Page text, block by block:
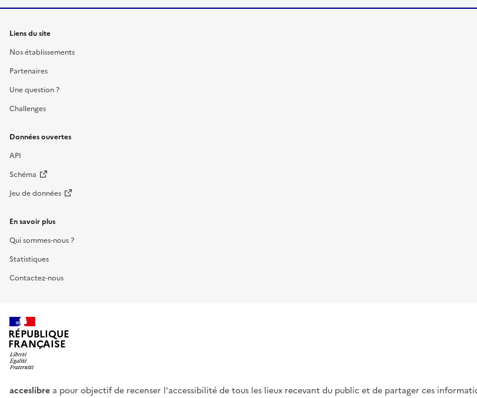
Liens du site
Nos établissements
Partenaires
Une question ?
Challenges
Données ouvertes
API
Schéma
Jeu de données
En savoir plus
Qui sommes-nous ?
Statistiques
Contactez-nous
RÉPUBLIQUE
FRANÇAISE
acceslibre a pour objectif de recenser l'accessibilité de tous les lieux recevant du public et de partager ces